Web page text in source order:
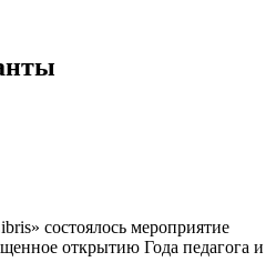
состоялось мероприятие
открытию Года педагога и